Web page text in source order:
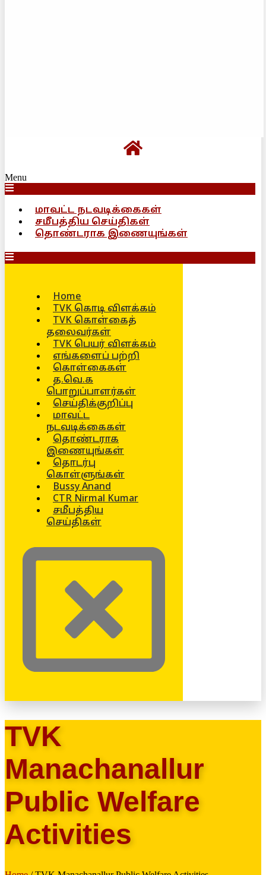
Menu
மாவட்ட நடவடிக்கைகள்
சமீபத்திய செய்திகள்
தொண்டராக இணையுங்கள்
Home
TVK கொடி விளக்கம்
TVK கொள்கைத்
தலைவர்கள்
TVK பெயர் விளக்கம்
எங்களைப் பற்றி
கொள்கைகள்
த.வெ.க
பொறுப்பாளர்கள்
செய்திக்குறிப்பு
மாவட்ட
நடவடிக்கைகள்
தொண்டராக
இணையுங்கள்
தொடர்பு
கொள்ளுங்கள்
Bussy Anand
CTR Nirmal Kumar
சமீபத்திய
செய்திகள்
TVK
Manachanallur
Public Welfare
Activities